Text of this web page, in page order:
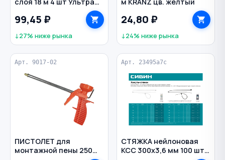
99,45 ₽
↓27% ниже рынка
24,80 ₽
↓24% ниже рынка
Арт. 9017-02
ПИСТОЛЕТ для
монтажной пены 250
Арт. 23495a7c
СТЯЖКА нейлоновая
КСС 300х3,6 мм 100 шт